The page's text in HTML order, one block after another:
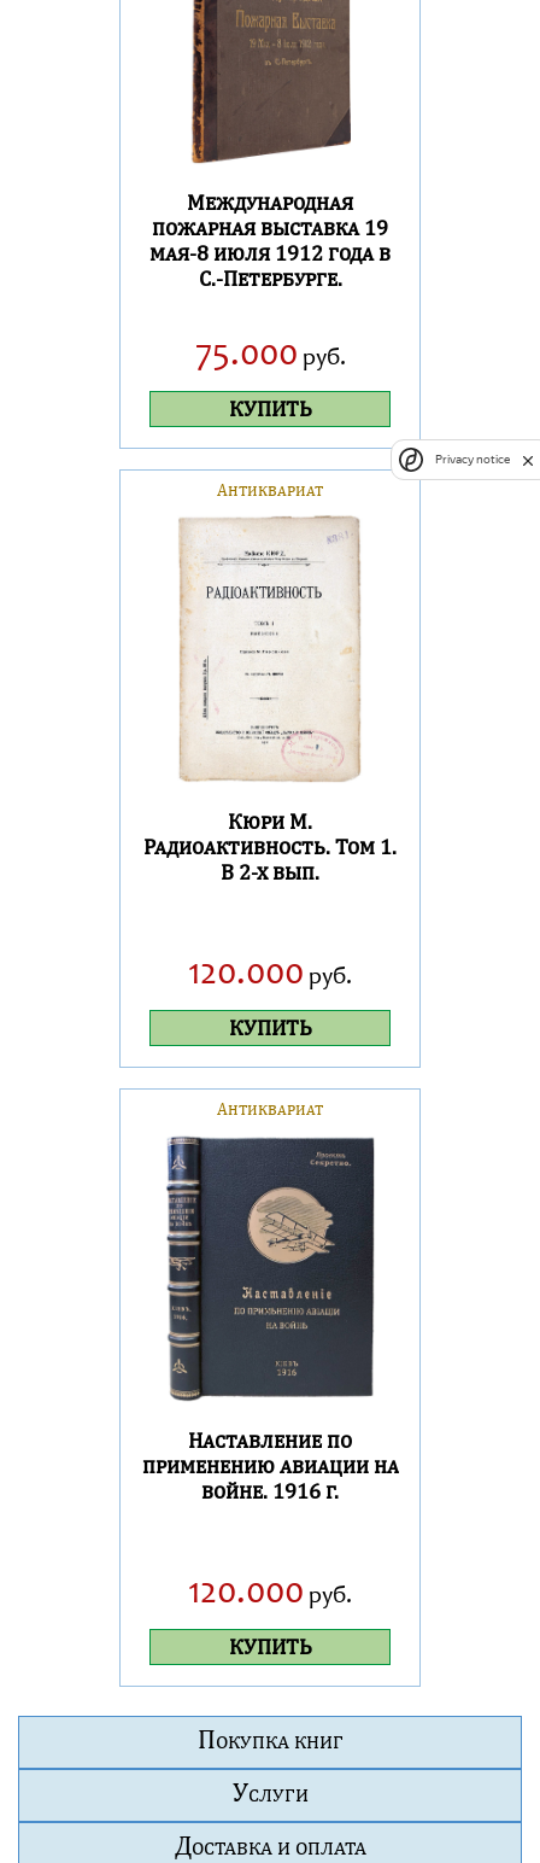
Международная
пожарная выставка 19
мая-8 июля 1912 года в
С.-Петербурге.
75.000 руб.
КУПИТЬ
Антиквариат
Кюри М.
Радиоактивность. Том 1.
В 2-х вып.
120.000 руб.
КУПИТЬ
Антиквариат
Наставление по
применению авиации на
войне. 1916 г.
120.000 руб.
КУПИТЬ
ПОКУПКА КНИГ
УСЛУГИ
ДОСТАВКА И ОПЛАТА
Privacy notice